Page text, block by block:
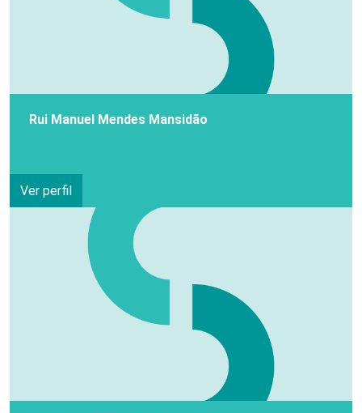
Rui Manuel Mendes Mansidão
Ver perfil